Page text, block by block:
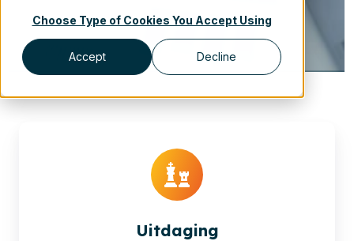
Choose Type of Cookies You Accept Using
Accept Decline
Uitdaging